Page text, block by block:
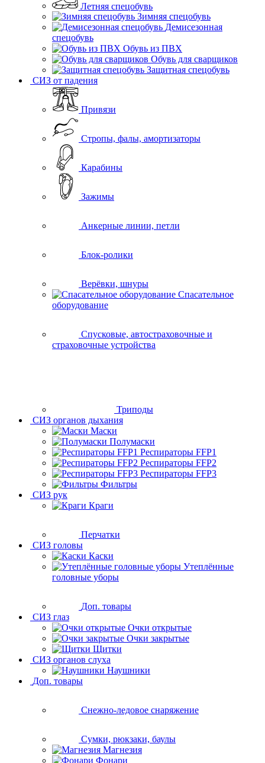
Летняя спецобувь
Зимняя спецобувь
Демисезонная
спецобувь
Обувь из ПВХ
Обувь для сварщиков
Защитная спецобувь
СИЗ от падения
Привязи
Стропы, фалы, амортизаторы
Карабины
Зажимы
Анкерные линии, петли
Блок-ролики
Верёвки, шнуры
Спасательное
оборудование
Спусковые, автостраховочные и
страховочные устройства
Триподы
СИЗ органов дыхания
Маски
Полумаски
Респираторы FFP1
Респираторы FFP2
Респираторы FFP3
Фильтры
СИЗ рук
Краги
Перчатки
СИЗ головы
Каски
Утеплённые
головные уборы
Доп. товары
СИЗ глаз
Очки открытые
Очки закрытые
Щитки
СИЗ органов слуха
Наушники
Доп. товары
Снежно-ледовое снаряжение
Сумки, рюкзаки, баулы
Магнезия
Фонари